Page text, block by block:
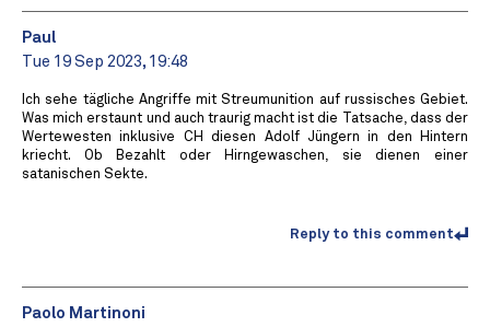
Paul
Tue 19 Sep 2023, 19:48
Ich sehe tägliche Angriffe mit Streumunition auf russisches Gebiet.
Was mich erstaunt und auch traurig macht ist die Tatsache, dass der
Wertewesten inklusive CH diesen Adolf Jüngern in den Hintern
kriecht. Ob Bezahlt oder Hirngewaschen, sie dienen einer
satanischen Sekte.
Reply to this comment
Paolo Martinoni